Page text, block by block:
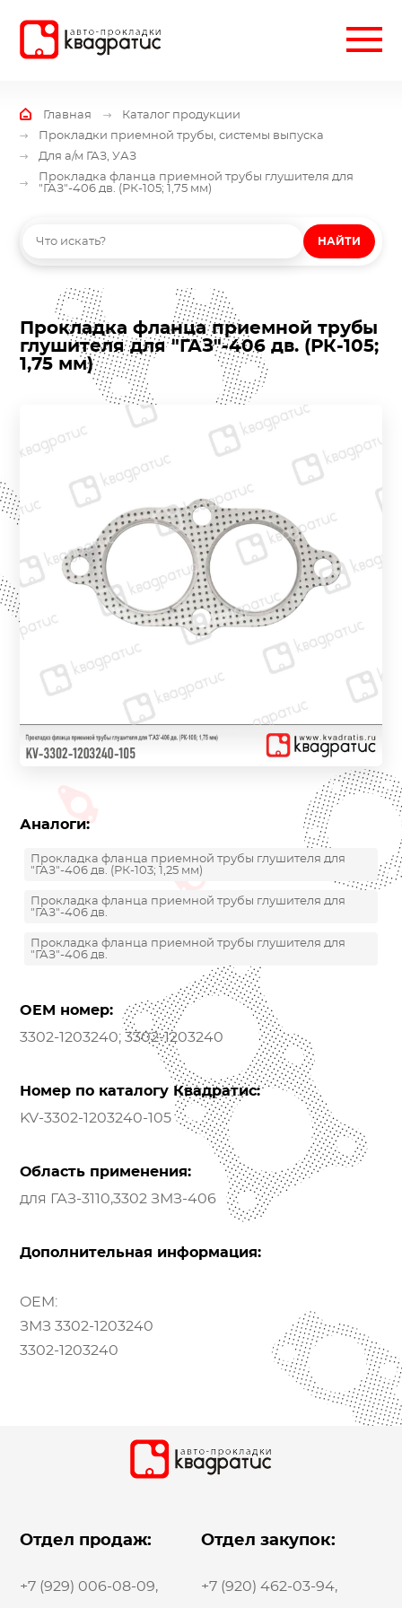
Главная
Каталог продукции
Прокладки приемной трубы, системы выпуска
Для а/м ГАЗ, УАЗ
Прокладка фланца приемной трубы глушителя для
"ГАЗ"-406 дв. (РК-105; 1,75 мм)
НАЙТИ
Прокладка фланца приемной трубы
глушителя для "ГАЗ"-406 дв. (РК-105;
1,75 мм)
Аналоги:
Прокладка фланца приемной трубы глушителя для
"ГАЗ"-406 дв. (РК-103; 1,25 мм)
Прокладка фланца приемной трубы глушителя для
"ГАЗ"-406 дв.
Прокладка фланца приемной трубы глушителя для
"ГАЗ"-406 дв.
OEM номер:
3302-1203240; 3302-1203240
Номер по каталогу Квадратис:
KV-3302-1203240-105
Область применения:
для ГАЗ-3110,3302 ЗМЗ-406
Дополнительная информация:
OEM:
ЗМЗ 3302-1203240
3302-1203240
Отдел продаж:
+7 (929) 006-08-09,
Отдел закупок:
+7 (920) 462-03-94,